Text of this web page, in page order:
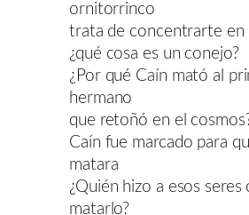
ornitorrinco
trata de concentrarte en
¿qué cosa es un conejo?
¿Por qué Caín mató al
hermano
que retoñó en el
Caín fue marcado para
matara
¿Quién hizo a esos seres
matarlo?